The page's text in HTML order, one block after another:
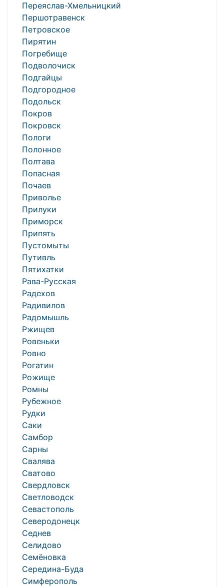
Переяслав-Хмельницкий
Першотравенск
Петровское
Пирятин
Погребище
Подволочиск
Подгайцы
Подгородное
Подольск
Покров
Покровск
Пологи
Полонное
Полтава
Попасная
Почаев
Приволье
Прилуки
Приморск
Припять
Пустомыты
Путивль
Пятихатки
Рава-Русская
Радехов
Радивилов
Радомышль
Ржищев
Ровеньки
Ровно
Рогатин
Рожище
Ромны
Рубежное
Рудки
Саки
Самбор
Сарны
Свалява
Сватово
Свердловск
Светловодск
Севастополь
Северодонецк
Седнев
Селидово
Семёновка
Середина-Буда
Симферополь